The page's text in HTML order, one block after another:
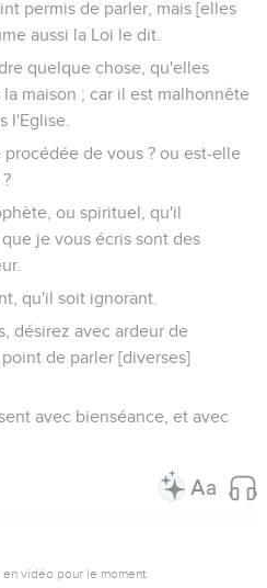
permis de parler, mais [elles
aussi la Loi le dit.
quelque chose, qu'elles
maison ; car il est malhonnête
l'Eglise.
de vous ? ou est-elle
ou spirituel, qu'il
je vous écris sont des
qu'il soit ignorant.
désirez avec ardeur de
de parler [diverses]
avec bienséance, et avec
vidéo pour le moment.